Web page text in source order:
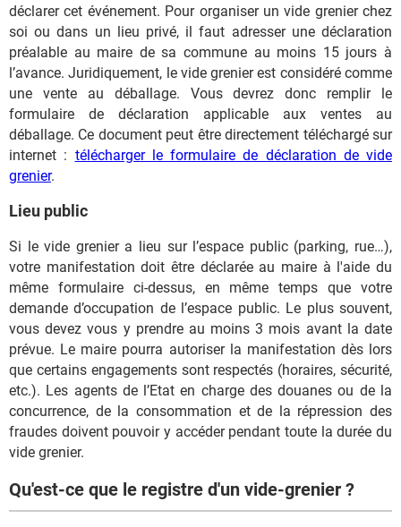
déclarer cet événement. Pour organiser un vide grenier chez
soi ou dans un lieu privé, il faut adresser une déclaration
préalable au maire de sa commune au moins 15 jours à
l’avance. Juridiquement, le vide grenier est considéré comme
une vente au déballage. Vous devrez donc remplir le
formulaire de déclaration applicable aux ventes au
déballage. Ce document peut être directement téléchargé sur
internet : télécharger le formulaire de déclaration de vide
grenier.
Lieu public
Si le vide grenier a lieu sur l’espace public (parking, rue…),
votre manifestation doit être déclarée au maire à l'aide du
même formulaire ci-dessus, en même temps que votre
demande d’occupation de l’espace public. Le plus souvent,
vous devez vous y prendre au moins 3 mois avant la date
prévue. Le maire pourra autoriser la manifestation dès lors
que certains engagements sont respectés (horaires, sécurité,
etc.). Les agents de l’Etat en charge des douanes ou de la
concurrence, de la consommation et de la répression des
fraudes doivent pouvoir y accéder pendant toute la durée du
vide grenier.
Qu'est-ce que le registre d'un vide-grenier ?